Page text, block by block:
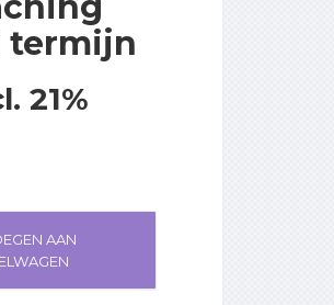
termijn
21%
AAN